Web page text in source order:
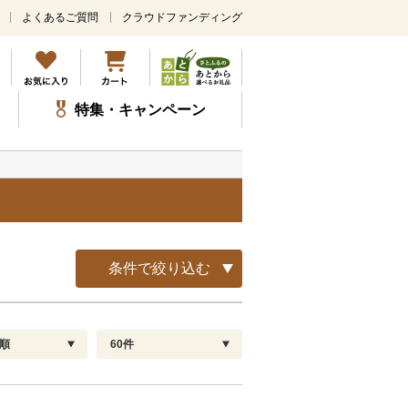
メ
ン
コ
ン
テ
ツ
ッ
よくあるご質問 クラウドファンディング
特集・キャンペーン
条件で絞り込む
配送指定 解除
お届け日時指定可
60件